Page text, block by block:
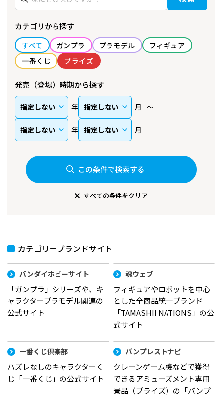
カテゴリから探す
すべて ガンプラ プラモデル
フィギュア
一番くじ
プライズ
発売（登場）時期から探す
年 月
年 月
この条件で検索する
すべての条件をクリア
カテゴリーブランドサイト
バンダイホビーサイト
「ガンプラ」シリーズや、キ
ャラクタープラモデル関連の
公式サイト
魂ウェブ
フィギュアやロボットを中心
とした全商品統一ブランド
「TAMASHII NATIONS」の公
式サイト
一番くじ倶楽部
ハズレなしのキャラクターく
じ「一番くじ」の公式サイト
バンプレストナビ
クレーンゲーム機などで獲得
できるアミューズメント専用
景品（プライズ）の「バンプ